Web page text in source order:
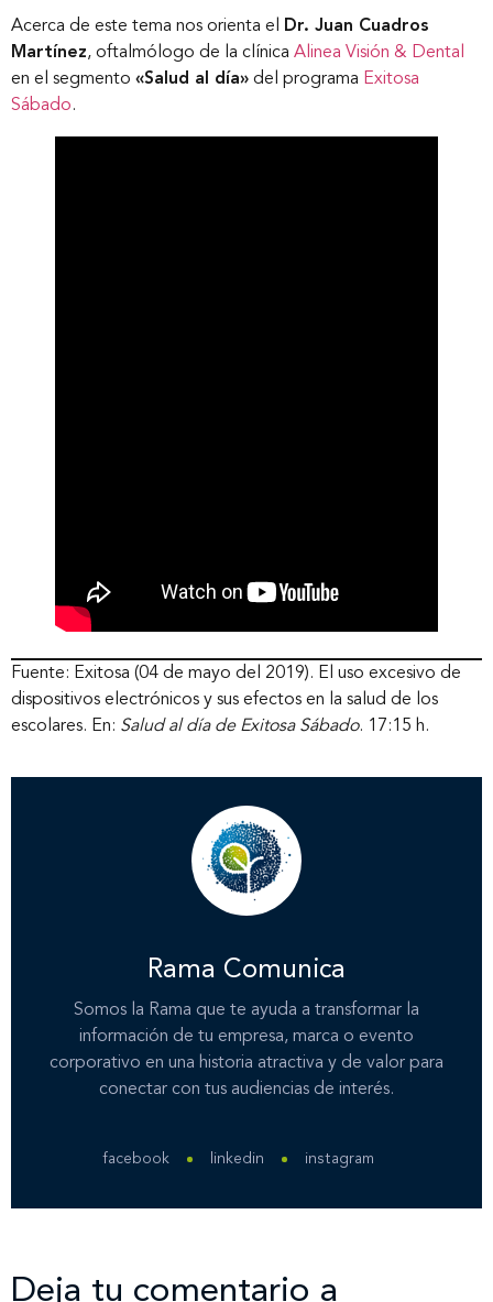
Nuestros servicios
Acerca de este tema nos orienta el
Dr. Juan Cuadros
Martínez, oftalmólogo de la clínica Alinea Visión & Dental
en el segmento «Salud al día» del programa Exitosa
Sábado.
Fuente: Exitosa (04 de mayo del 2019). El uso excesivo de
dispositivos electrónicos y sus efectos en la salud de los
escolares. En: Salud al día de Exitosa Sábado. 17:15 h.
Rama Comunica
Somos la Rama que te ayuda a transformar la
información de tu empresa, marca o evento
corporativo en una historia atractiva y de valor para
conectar con tus audiencias de interés.
facebook linkedin instagram
Deja tu comentario a